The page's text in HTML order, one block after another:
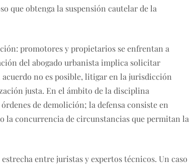
que obtenga la suspensión cautelar de la
promotores y propietarios se enfrentan a
del abogado urbanista implica solicitar
no es posible, litigar en la jurisdicción
justa. En el ámbito de la disciplina
de demolición; la defensa consiste en
concurrencia de circunstancias que permitan la
entre juristas y expertos técnicos. Un caso